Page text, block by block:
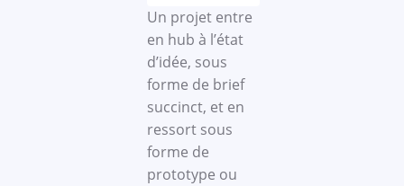
Un projet entre
en hub à l’état
d’idée, sous
forme de brief
succinct, et en
ressort sous
forme de
prototype ou